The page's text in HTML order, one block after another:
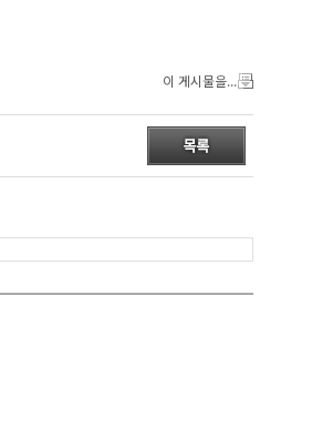
이 게시물을...